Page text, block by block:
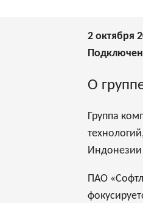
2 октября
О
Группа
ПАО